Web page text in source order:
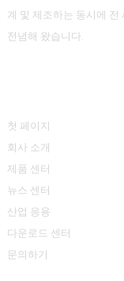
계 및 제조하는 동시에 전
전념해 왔습니다.
첫 페이지
회사 소개
제품 센터
뉴스 센터
산업 응용
다운로드 센터
문의하기